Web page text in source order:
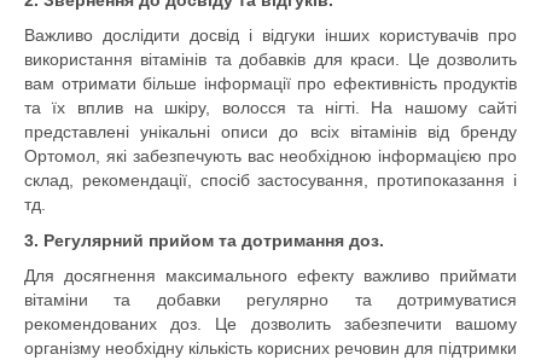
Важливо дослідити досвід і відгуки інших користувачів про
використання вітамінів та добавків для краси. Це дозволить
вам отримати більше інформації про ефективність продуктів
та їх вплив на шкіру, волосся та нігті. На нашому сайті
представлені унікальні описи до всіх вітамінів від бренду
Ортомол, які забезпечують вас необхідною інформацією про
склад, рекомендації, спосіб застосування, протипоказання і
тд.
3. Регулярний прийом та дотримання доз.
Для досягнення максимального ефекту важливо приймати
вітаміни та добавки регулярно та дотримуватися
рекомендованих доз. Це дозволить забезпечити вашому
організму необхідну кількість корисних речовин для підтримки